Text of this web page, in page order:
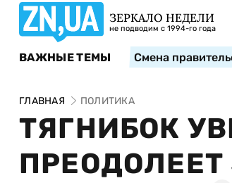
ЗЕРКАЛО НЕДЕЛИ
не подводим с 1994-го года
ВАЖНЫЕ ТЕМЫ Смена
ГЛАВНАЯ ПОЛИТИКА
ТЯГНИБОК
ПРЕОДОЛЕЕТ